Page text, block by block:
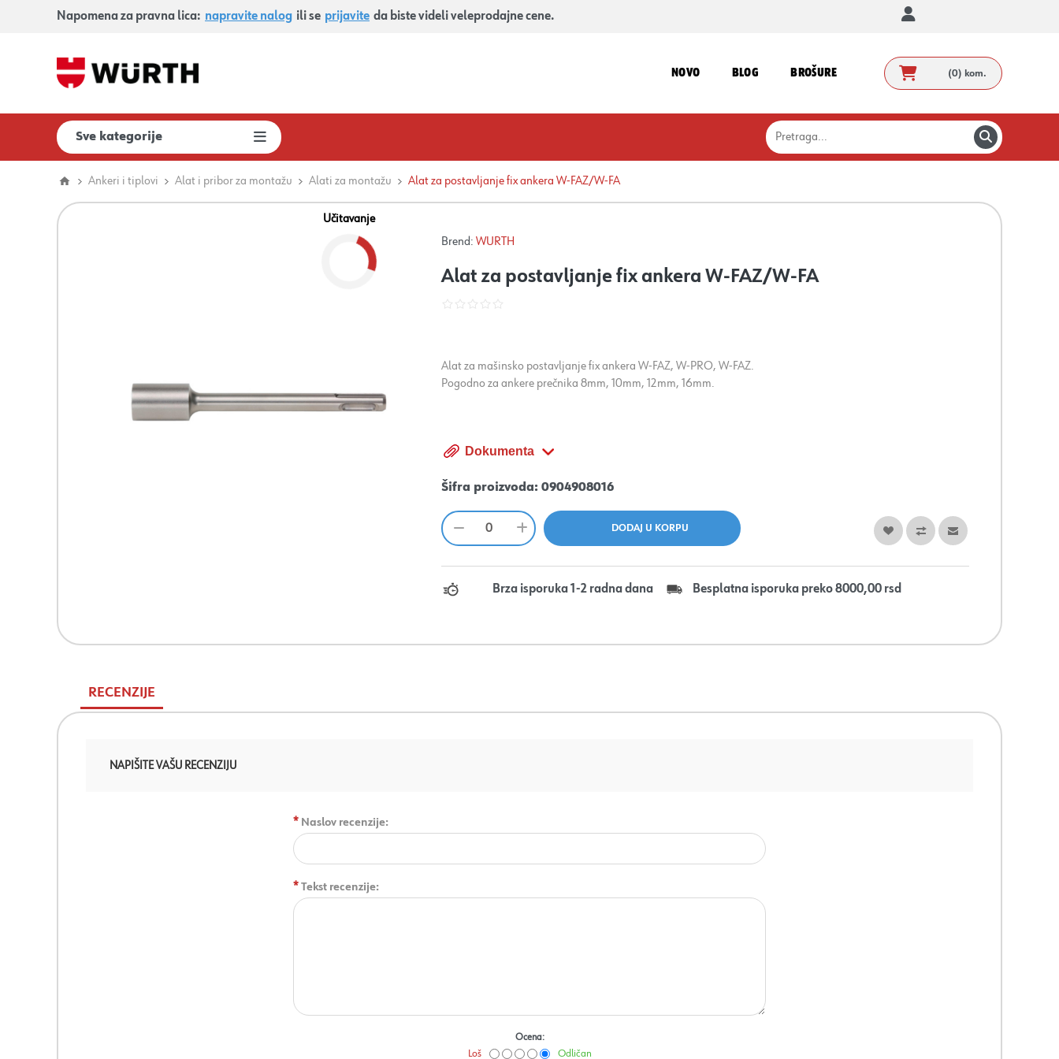
Napomena za pravna lica: napravite nalog ili se prijavite da biste videli veleprodajne cene.
NOVO BLOG BROŠURE (0) kom.
Sve kategorije
Ankeri i tiplovi Alat i pribor za montažu Alati za montažu Alat za postavljanje fix ankera W-FAZ/W-FA
Učitavanje
Brend: WURTH
Alat za postavljanje fix ankera W-FAZ/W-FA
Alat za mašinsko postavljanje fix ankera W-FAZ, W-PRO, W-FAZ.
Pogodno za ankere prečnika 8mm, 10mm, 12mm, 16mm.
Dokumenta
Šifra proizvoda: 0904908016
Brza isporuka 1-2 radna dana Besplatna isporuka preko 8000,00 rsd
RECENZIJE
NAPIŠITE VAŠU RECENZIJU
Naslov recenzije:
*
Tekst recenzije:
*
Ocena:
Loš Odličan